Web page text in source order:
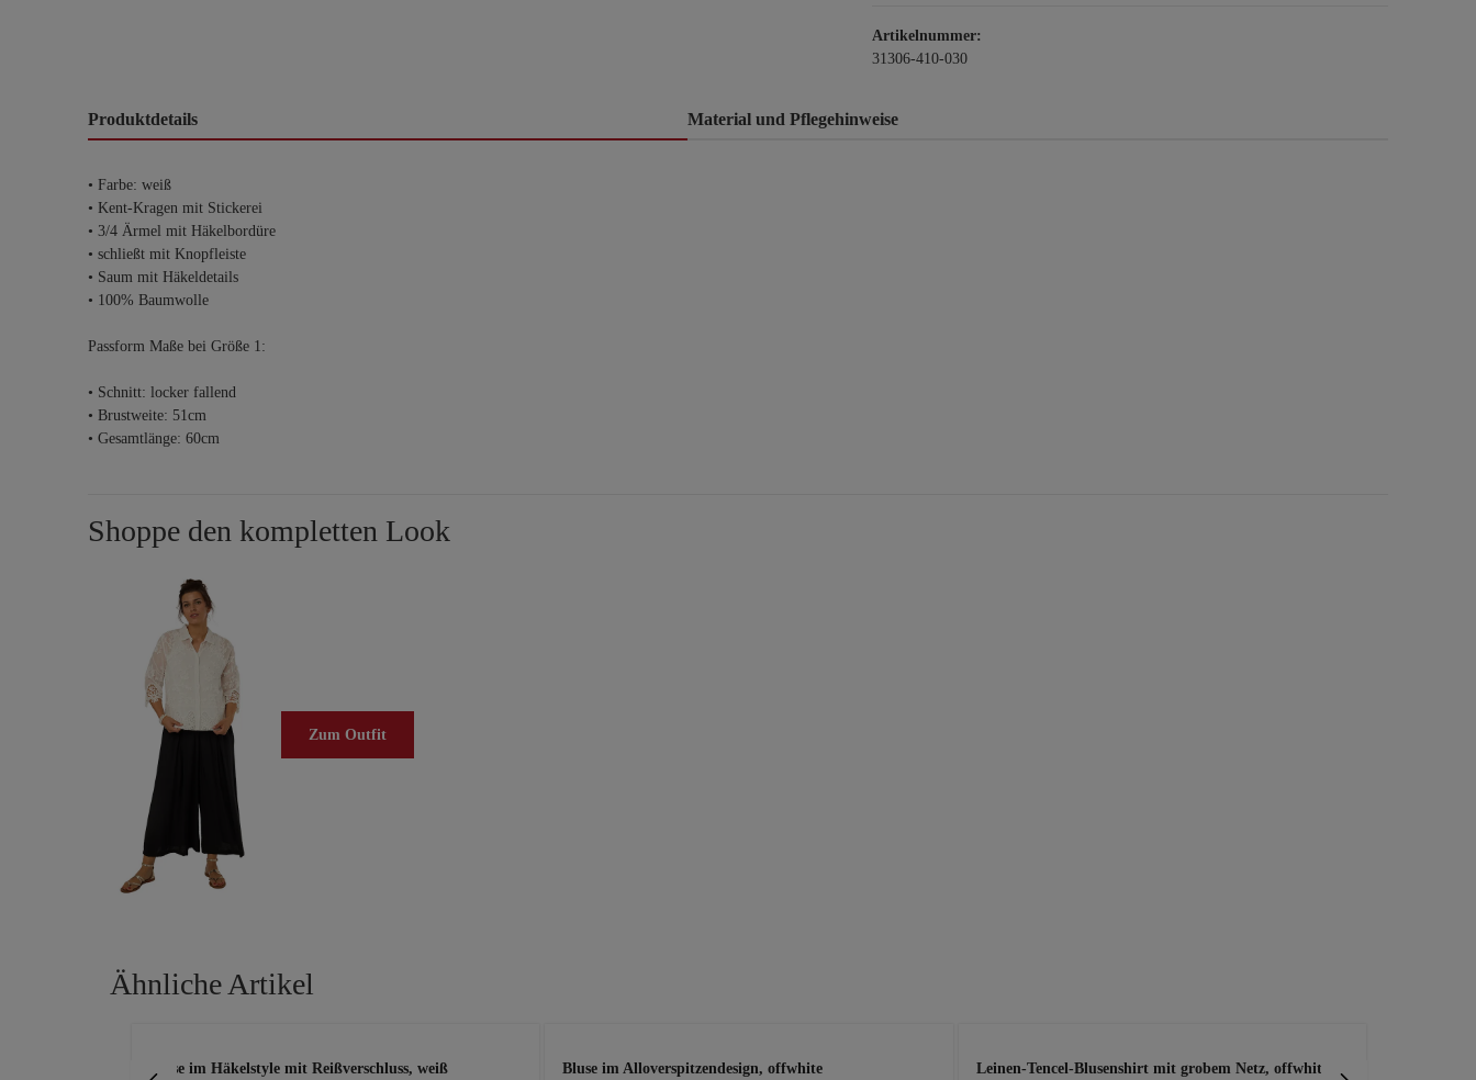
Artikelnummer:
31306-410-030
Produktdetails Material und Pflegehinweise
• Farbe: weiß
• Kent-Kragen mit Stickerei
• 3/4 Ärmel mit Häkelbordüre
• schließt mit Knopfleiste
• Saum mit Häkeldetails
• 100% Baumwolle
Passform Maße bei Größe 1:
• Schnitt: locker fallend
• Brustweite: 51cm
• Gesamtlänge: 60cm
Shoppe den kompletten Look
Zum Outfit
Ähnliche Artikel
Bluse im Häkelstyle mit Reißverschluss, weiß Bluse im Alloverspitzendesign, offwhite Leinen-Tencel-Blusenshirt mit grobem Netz, offwhite